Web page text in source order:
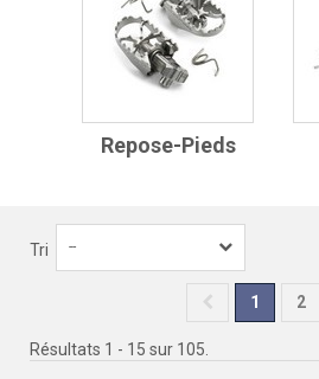
Repose-Pieds
Tri --
1 2
Résultats 1 - 15 sur 105.